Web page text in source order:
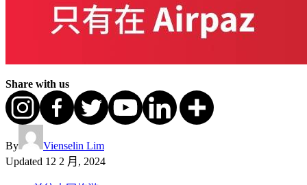
Share with us
By
Vienselin Lim
Updated 12 2 月, 2024